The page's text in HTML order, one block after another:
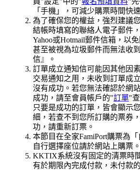
「手機」，可減少購票時間快
為了確保您的權益，強烈建議
結帳時填寫的聯絡人電子郵件
Yahoo或Hotmail郵件信箱，以
甚至被視為垃圾郵件而無法收
信』。
訂單成立通知信可能因其他因
交易通知之用，未收到訂單成
沒有成功。若您無法確認於網
成功，請至會員帳戶的"訂單"
只要是成功的訂單，皆會顯示
細，若查不到您所訂購的票券
功，請重新訂票。
本節目在全家FamiPort購票為
自行選擇座位請於網站上購票。
KKTIX系統沒有固定的清票時
有於期限內完成付款，未付款